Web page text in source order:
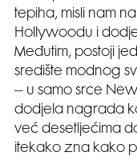
tepiha, misli nam
Hollywoodu i
Međutim, postoji
središte modnog
– u samo srce
dodjela nagrada
već desetljećima
itekako zna kako